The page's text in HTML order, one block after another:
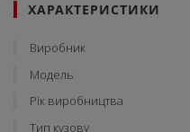
ХАРАКТЕРИСТИКИ
Виробник
Модель
Рік виробництва
Тип кузову